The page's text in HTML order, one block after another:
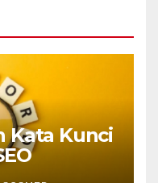
Kata Kunci